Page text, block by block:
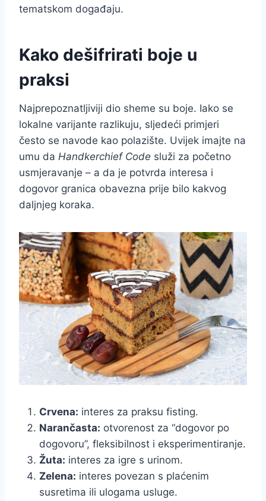
tematskom događaju.
Kako dešifrirati boje u
praksi
Najprepoznatljiviji dio sheme su boje. Iako se
lokalne varijante razlikuju, sljedeći primjeri
često se navode kao polazište. Uvijek imajte na
umu da Handkerchief Code služi za početno
usmjeravanje – a da je potvrda interesa i
dogovor granica obavezna prije bilo kakvog
daljnjeg koraka.
Crvena: interes za praksu fisting.
Narančasta: otvorenost za “dogovor po
dogovoru”, fleksibilnost i eksperimentiranje.
Žuta: interes za igre s urinom.
Zelena: interes povezan s plaćenim
susretima ili ulogama usluge.